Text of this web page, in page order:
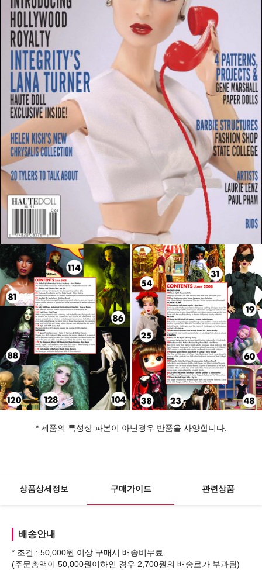
* 제품의 특성상 파본이 아닌경우 반품을 사양합니다.
상품상세정보 구매가이드 관련상품
배송안내
* 조건 : 50,000원 이상 구매시 배송비무료.
(주문총액이 50,000원이하인 경우 2,700원의 배송료가 부과됨)